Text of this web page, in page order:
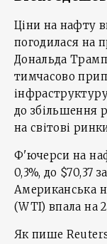
Ціни на нафту
погодилася на
Дональда
тимчасово
до збільшення
на світові
Ф'ючерси на
0,3%, до $70,37
Американська
(WTI) впала на
Як пише